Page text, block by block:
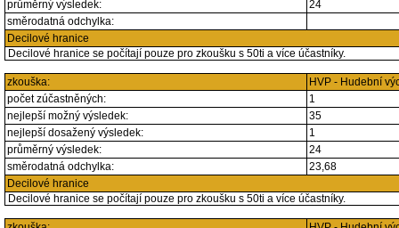
průměrný výsledek:
24
směrodatná odchylka:
Decilové hranice
Decilové hranice se počítají pouze pro zkoušku s 50ti a více účastníky.
zkouška:
HVP - Hudební
počet zúčastněných:
1
nejlepší možný výsledek:
35
nejlepší dosažený výsledek:
1
průměrný výsledek:
24
směrodatná odchylka:
23,68
Decilové hranice
Decilové hranice se počítají pouze pro zkoušku s 50ti a více účastníky.